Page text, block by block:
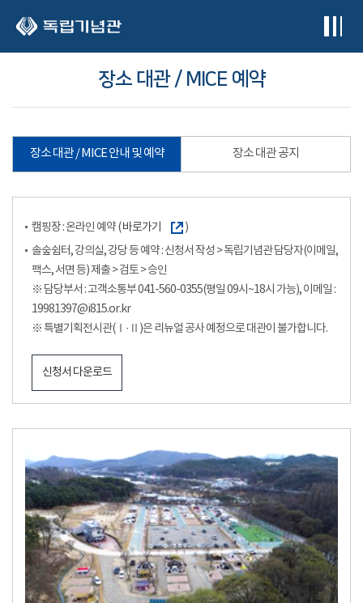
장소 대관 / MICE 예약
장소 대관 / MICE 안내 및 예약 장소 대관 공지
캠핑장 : 온라인 예약 (바로가기
)
솔숲쉼터, 강의실, 강당 등 예약 : 신청서 작성 > 독립기념관 담당자(이메일,
팩스, 서면 등) 제출 > 검토 > 승인
※ 담당부서 : 고객소통부 041-560-0355(평일 09시~18시 가능), 이메일 :
19981397@i815.or.kr
※ 특별기획전시관(Ⅰ·Ⅱ)은 리뉴얼 공사 예정으로 대관이 불가합니다.
신청서 다운로드